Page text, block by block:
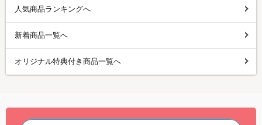
人気商品ランキングへ
新着商品一覧へ
オリジナル特典付き商品一覧へ